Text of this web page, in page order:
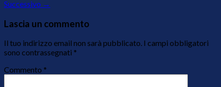
Successivo →
Lascia un commento
Il tuo indirizzo email non sarà pubblicato. I campi obbligatori
sono contrassegnati *
Commento *